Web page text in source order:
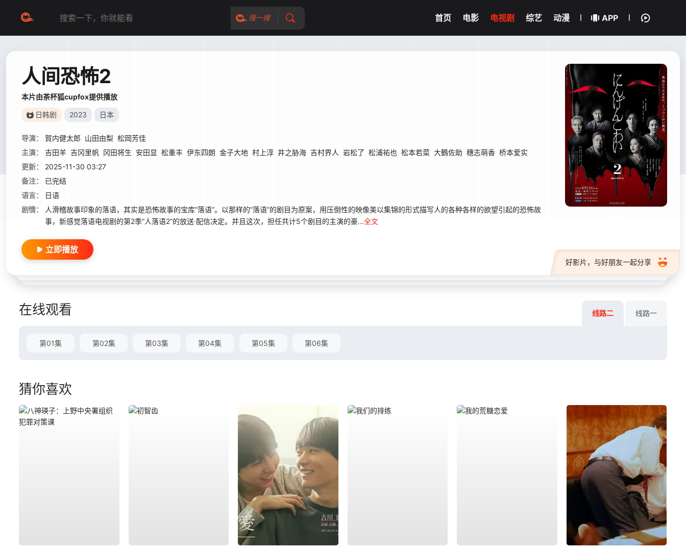
搜一搜 首页 电影 电视剧 综艺 动漫 APP
人间恐怖2
本片由茶杯狐cupfox提供播放
日韩剧 2023 日本
导演： 賀内健太郎 山田由梨 松岡芳佳
主演：
吉田羊 吉冈里帆 冈田将生 安田显 松重丰 伊东四朗 金子大地 村上淳 井之胁海 吉村界人 岩松了 松浦祐也 松本若菜 大鶴佐助 穗志萌香 桥本爱实
更新：
2025-11-30 03:27
备注：
已完结
语言：
日语
剧情：
人滑稽故事印象的落语，其实是恐怖故事的宝库“落语”。以那样的“落语”的剧目为原案，用压倒性的映像美以集锦的形式描写人的各种各样的欲望引起的恐怖故
事，新感觉落语电视剧的第2季“人落语2”的放送·配信决定。并且这次，担任共计5个剧目的主演的豪...全文
好影片，与好朋友一起分享
立即播放
在线观看 线路二 线路一
第01集 第02集 第03集 第04集 第05集 第06集
猜你喜欢